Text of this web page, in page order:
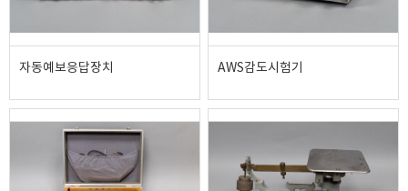
자동예보응답장치 AWS감도시험기